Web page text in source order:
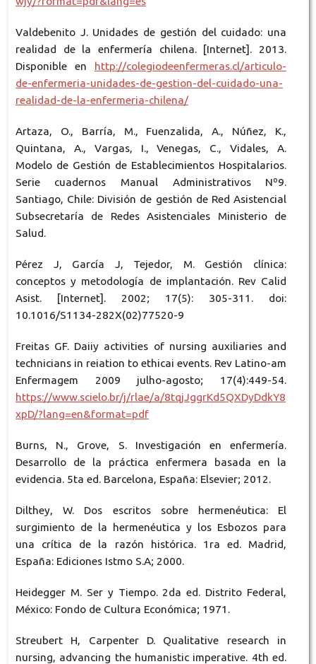
Valdebenito J. Unidades de gestión del cuidado: una
realidad de la enfermería chilena. [Internet]. 2013.
Disponible en http://colegiodeenfermeras.cl/articulo-
de-enfermeria-unidades-de-gestion-del-cuidado-una-
realidad-de-la-enfermeria-chilena/
Artaza, O., Barría, M., Fuenzalida, A., Núñez, K.,
Quintana, A., Vargas, I., Venegas, C., Vidales, A.
Modelo de Gestión de Establecimientos Hospitalarios.
Serie cuadernos Manual Administrativos Nº9.
Santiago, Chile: División de gestión de Red Asistencial
Subsecretaría de Redes Asistenciales Ministerio de
Salud.
Pérez J, García J, Tejedor, M. Gestión clínica:
conceptos y metodología de implantación. Rev Calid
Asist. [Internet]. 2002; 17(5): 305-311. doi:
10.1016/S1134-282X(02)77520-9
Freitas GF. Daiiy activities of nursing auxiliaries and
technicians in reiation to ethicai events. Rev Latino-am
Enfermagem 2009 julho-agosto; 17(4):449-54.
https://www.scielo.br/j/rlae/a/8tqjJggrKd5QXDyDdkY8
xpD/?lang=en&format=pdf
Burns, N., Grove, S. Investigación en enfermería.
Desarrollo de la práctica enfermera basada en la
evidencia. 5ta ed. Barcelona, España: Elsevier; 2012.
Dilthey, W. Dos escritos sobre hermenéutica: El
surgimiento de la hermenéutica y los Esbozos para
una crítica de la razón histórica. 1ra ed. Madrid,
España: Ediciones Istmo S.A; 2000.
Heidegger M. Ser y Tiempo. 2da ed. Distrito Federal,
México: Fondo de Cultura Económica; 1971.
Streubert H, Carpenter D. Qualitative research in
nursing, advancing the humanistic imperative. 4th ed.